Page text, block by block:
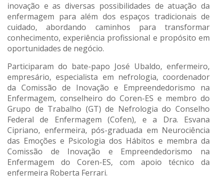
inovação e as diversas possibilidades de atuação da
enfermagem para além dos espaços tradicionais de
cuidado, abordando caminhos para transformar
conhecimento, experiência profissional e propósito em
oportunidades de negócio.
Participaram do bate-papo José Ubaldo, enfermeiro,
empresário, especialista em nefrologia, coordenador
da Comissão de Inovação e Empreendedorismo na
Enfermagem, conselheiro do Coren-ES e membro do
Grupo de Trabalho (GT) de Nefrologia do Conselho
Federal de Enfermagem (Cofen), e a Dra. Esvana
Cipriano, enfermeira, pós-graduada em Neurociência
das Emoções e Psicologia dos Hábitos e membra da
Comissão de Inovação e Empreendedorismo na
Enfermagem do Coren-ES, com apoio técnico da
enfermeira Roberta Ferrari.